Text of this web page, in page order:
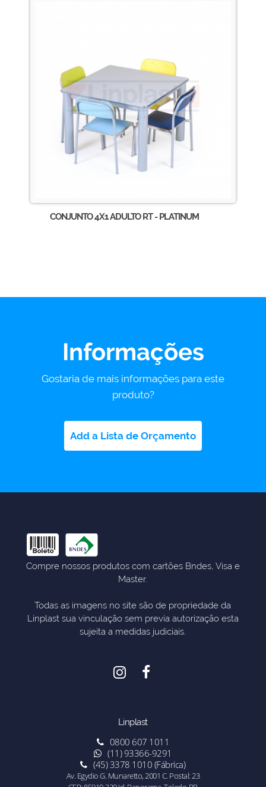
CONJUNTO 4X1 ADULTO RT - PLATINUM
Informações
Gostaria de mais informações para este
produto?
Add a Lista de Orçamento
Compre nossos produtos com cartões Bndes, Visa e
Master.
Todas as imagens no site são de propriedade da
Linplast sua vinculação sem previa autorização esta
sujeita a medidas judiciais.
Linplast
0800 607 1011
(11) 93366-9291
(45) 3378 1010 (Fábrica)
Av. Egydio G. Munaretto, 2001 C. Postal: 23